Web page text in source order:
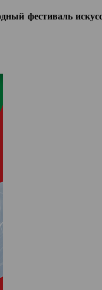
фестиваль